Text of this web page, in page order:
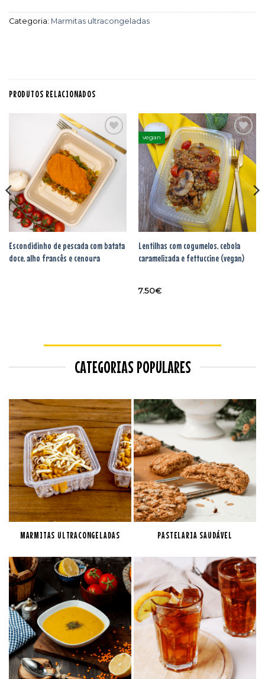
Categoria: Marmitas ultracongeladas
PRODUTOS RELACIONADOS
Adicionar
aos
favoritos
Escondidinho de pescada com batata
doce, alho francês e cenoura
vegan
Adicionar
aos
favoritos
Lentilhas com cogumelos, cebola
caramelizada e fettuccine (vegan)
7.50€
CATEGORIAS POPULARES
MARMITAS ULTRACONGELADAS PASTELARIA SAUDÁVEL